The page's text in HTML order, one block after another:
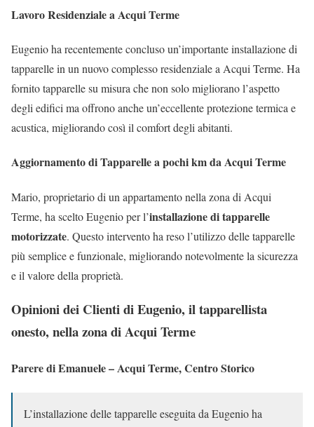
Lavoro Residenziale a Acqui Terme
Eugenio ha recentemente concluso un’importante installazione di
tapparelle in un nuovo complesso residenziale a Acqui Terme. Ha
fornito tapparelle su misura che non solo migliorano l’aspetto
degli edifici ma offrono anche un’eccellente protezione termica e
acustica, migliorando così il comfort degli abitanti.
Aggiornamento di Tapparelle a pochi km da Acqui Terme
Mario, proprietario di un appartamento nella zona di Acqui
Terme, ha scelto Eugenio per l’installazione di tapparelle
motorizzate. Questo intervento ha reso l’utilizzo delle tapparelle
più semplice e funzionale, migliorando notevolmente la sicurezza
e il valore della proprietà.
Opinioni dei Clienti di Eugenio, il tapparellista
onesto, nella zona di Acqui Terme
Parere di Emanuele – Acqui Terme, Centro Storico
L’installazione delle tapparelle eseguita da Eugenio ha